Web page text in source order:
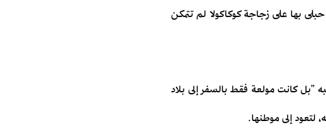
بها على زجاجة كوكاكولا لم تتمكن
"بل كانت مولعة فقط بالسفر إلى بلاد
لتعود إلى موطنها.